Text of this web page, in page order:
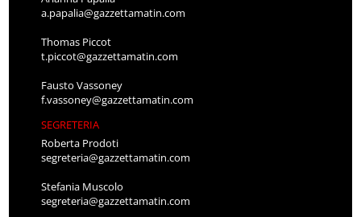
a.papalia@gazzettamatin.com
Thomas Piccot
t.piccot@gazzettamatin.com
Fausto Vassoney
f.vassoney@gazzettamatin.com
SEGRETERIA
Roberta Prodoti
segreteria@gazzettamatin.com
Stefania Muscolo
segreteria@gazzettamatin.com